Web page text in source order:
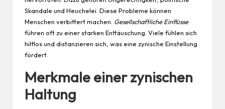
Skandale und Heuchelei. Diese Probleme können
Menschen verbittert machen. Gesellschaftliche Einflüsse
führen oft zu einer starken Enttäuschung. Viele fühlen sich
hilflos und distanzieren sich, was eine zynische Einstellung
fördert.
Merkmale einer zynischen
Haltung